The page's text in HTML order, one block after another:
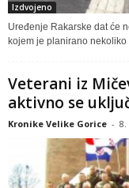
Izdvojeno
Uređenje Rakarske dat će
kojem je planirano
Veterani iz
aktivno se
Kronike Velike Gorice - 8.